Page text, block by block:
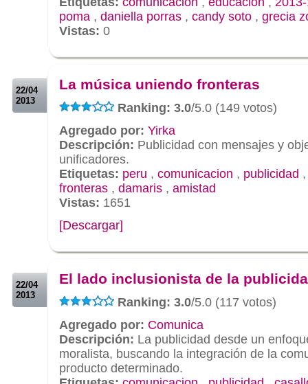
poma , daniella porras , candy soto , grecia
Vistas: 0
22/04
2013
La música uniendo fronteras
Ranking: 3.0/5.0 (149 votos)
Agregado por: Yirka
Descripción: Publicidad con mensajes y
unificadores.
Etiquetas: peru , comunicacion , publicidad
fronteras , damaris , amistad
Vistas: 1651
[Descargar]
22/04
2013
El lado inclusionista de la
Ranking: 3.0/5.0 (117 votos)
Agregado por: Comunica
Descripción: La publicidad desde un
moralista, buscando la integración de la
producto determinado.